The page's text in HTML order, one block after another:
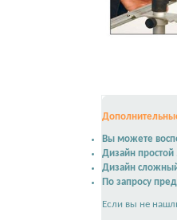
Вы можете
Дизайн простой
Дизайн
По запросу
Если вы не